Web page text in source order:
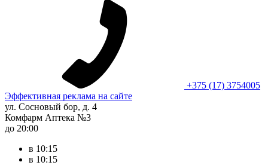
+375 (17) 3754005
Эффективная реклама на сайте
ул. Сосновый бор, д. 4
Комфарм Аптека №3
до 20:00
в 10:15
в 10:15